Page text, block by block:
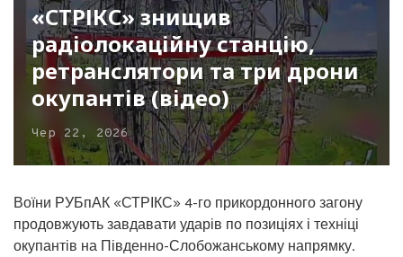
«СТРІКС» знищив
радіолокаційну станцію,
ретранслятори та три дрони
окупантів (відео)
Чер 22, 2026
Воїни РУБпАК «СТРІКС» 4-го прикордонного загону
продовжують завдавати ударів по позиціях і техніці
окупантів на Південно-Слобожанському напрямку.